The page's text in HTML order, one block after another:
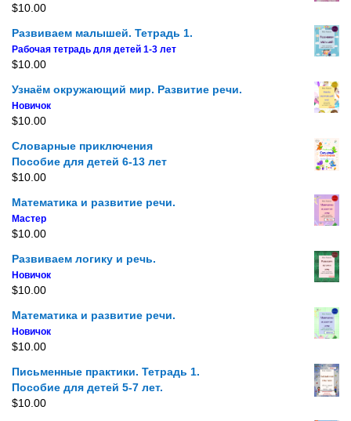
$10.00
Развиваем малышей. Тетрадь 1.
Рабочая тетрадь для детей 1-3 лет
$10.00
Узнаём окружающий мир. Развитие речи.
Новичок
$10.00
Словарные приключения
Пособие для детей 6-13 лет
$10.00
Математика и развитие речи.
Мастер
$10.00
Развиваем логику и речь.
Новичок
$10.00
Математика и развитие речи.
Новичок
$10.00
Письменные практики. Тетрадь 1.
Пособие для детей 5-7 лет.
$10.00